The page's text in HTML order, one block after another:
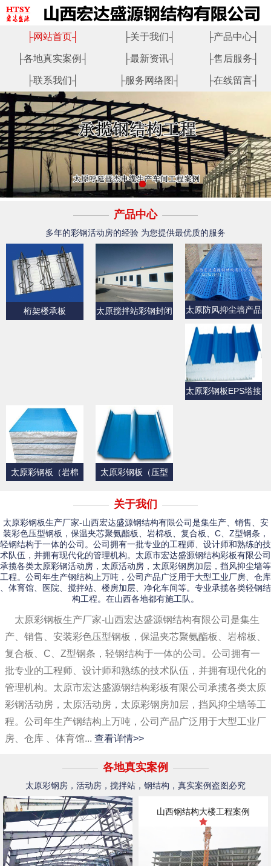
├网站首页┤ ├关于我们┤ ├产品中心┤
├各地真实案例┤ ├最新资讯┤ ├售后服务┤
├联系我们┤ ├服务网络图┤ ├在线留言┤
产品中心
多年的彩钢活动房的经验 为您提供最优质的服务
桁架楼承板
太原搅拌站彩钢封闭
太原防风抑尘墙产品
展示
太原彩钢板EPS塔接
太原彩钢板（岩棉
太原彩钢板（压型
关于我们
太原彩钢板生产厂家-山西宏达盛源钢结构有限公司是集生产、销售、安
装彩色压型钢板，保温夹芯聚氨酯板、岩棉板、复合板、C、Z型钢条，
轻钢结构于一体的公司。公司拥有一批专业的工程师、设计师和熟练的技
术队伍，并拥有现代化的管理机构。太原市宏达盛源钢结构彩板有限公司
承揽各类太原彩钢活动房，太原活动房，太原彩钢房加层，挡风抑尘墙等
工程。公司年生产钢结构上万吨，公司产品广泛用于大型工业厂房、仓库
、体育馆、医院、搅拌站、楼房加层、净化车间等。专业承揽各类轻钢结
构工程。在山西各地都有施工队。
太原彩钢板生产厂家-山西宏达盛源钢结构有限公司是集生
产、销售、安装彩色压型钢板，保温夹芯聚氨酯板、岩棉板、
复合板、C、Z型钢条，轻钢结构于一体的公司。公司拥有一
批专业的工程师、设计师和熟练的技术队伍，并拥有现代化的
管理机构。太原市宏达盛源钢结构彩板有限公司承揽各类太原
彩钢活动房，太原活动房，太原彩钢房加层，挡风抑尘墙等工
程。公司年生产钢结构上万吨，公司产品广泛用于大型工业厂
房、仓库 、体育馆... 查看详情>>
各地真实案例
太原彩钢房，活动房，搅拌站，钢结构，真实案例盗图必究
山西钢结构大楼工程案例